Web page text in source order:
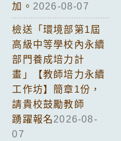
加。 2026-08-07
檢送「環境部第1屆
高級中等學校內永續
部門養成培力計
畫」【教師培力永續
工作坊】簡章1份，
請貴校鼓勵教師
踴躍報名2026-08-
07